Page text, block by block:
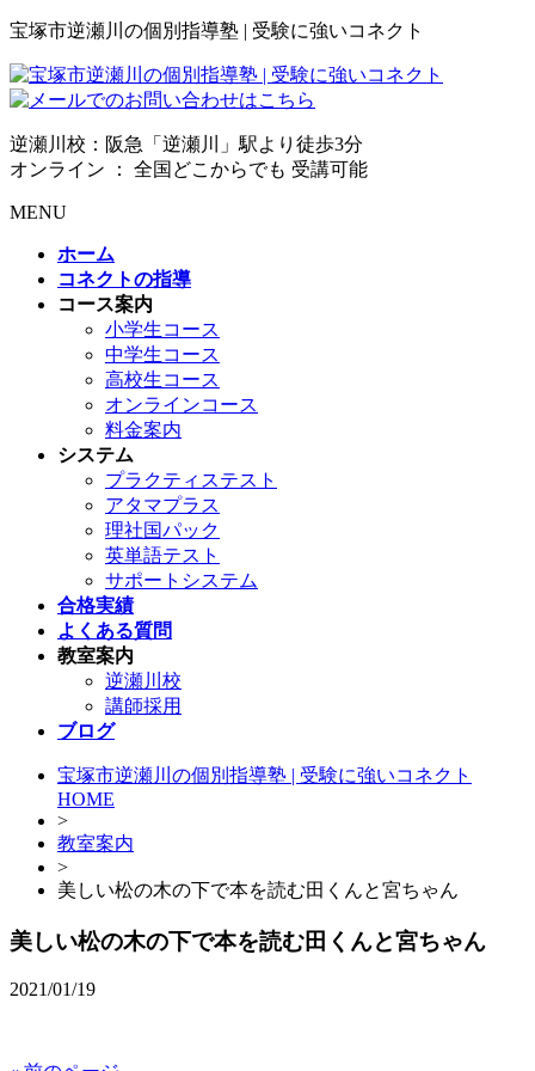
宝塚市逆瀬川の個別指導塾 | 受験に強いコネクト
逆瀬川校：阪急「逆瀬川」駅より徒歩3分
オンライン ： 全国どこからでも 受講可能
MENU
ホーム
コネクトの指導
コース案内
小学生コース
中学生コース
高校生コース
オンラインコース
料金案内
システム
プラクティステスト
アタマプラス
理社国パック
英単語テスト
サポートシステム
合格実績
よくある質問
教室案内
逆瀬川校
講師採用
ブログ
宝塚市逆瀬川の個別指導塾 | 受験に強いコネクト
HOME
>
教室案内
>
美しい松の木の下で本を読む田くんと宮ちゃん
美しい松の木の下で本を読む田くんと宮ちゃん
2021/01/19